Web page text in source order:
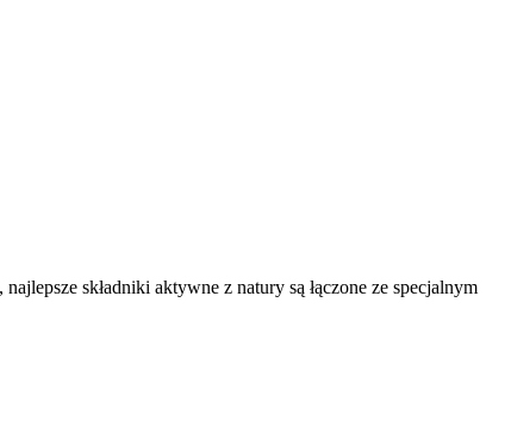
składniki aktywne z natury są łączone ze specjalnym